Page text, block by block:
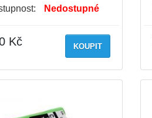
Nedostupné
KOUPIT
Kč